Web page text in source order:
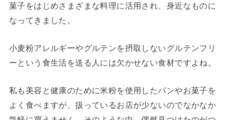
菓子をはじめさまざまな料理に活用され、身近なものに
なってきました。
小麦粉アレルギーやグルテンを摂取しないグルテンフリ
ーという食生活を送る人には欠かせない食材ですよね。
私も美容と健康のために米粉を使用したパンやお菓子を
よく食べますが、扱っているお店が少ないのでなかなか